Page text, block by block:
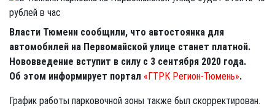
Власти Тюмени сообщили, что автостоянка для
автомобилей на Первомайской улице станет платной.
Нововведение вступит в силу с 3 сентября 2020 года.
Об этом информирует портал «ГТРК Регион-Тюмень».
График работы парковочной зоны также был скорректирован.